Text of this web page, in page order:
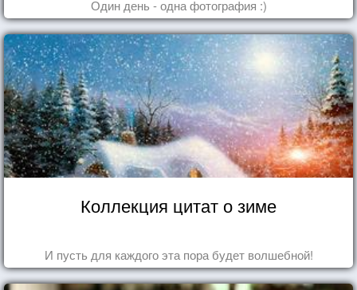
Один день - одна фотография :)
Коллекция цитат о зиме
И пусть для каждого эта пора будет волшебной!